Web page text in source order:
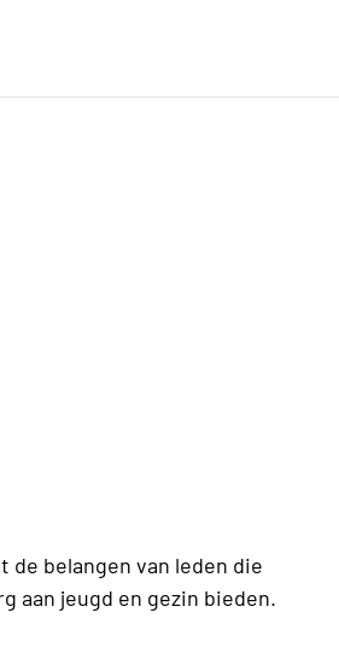
belangen van leden die
aan jeugd en gezin bieden.